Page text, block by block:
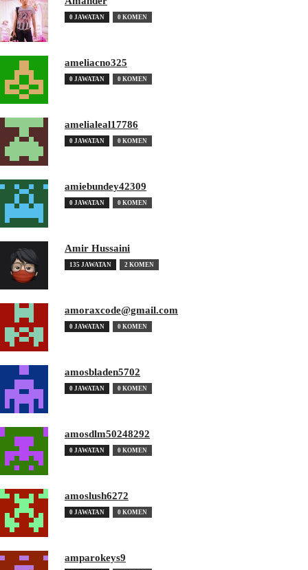
0 JAWATAN 0 KOMEN
ameliacno325
0 JAWATAN 0 KOMEN
amelialeal17786
0 JAWATAN 0 KOMEN
amiebundey42309
0 JAWATAN 0 KOMEN
Amir Hussaini
135 JAWATAN 2 KOMEN
amoraxcode@gmail.com
0 JAWATAN 0 KOMEN
amosbladen5702
0 JAWATAN 0 KOMEN
amosdlm50248292
0 JAWATAN 0 KOMEN
amoslush6272
0 JAWATAN 0 KOMEN
amparokeys9